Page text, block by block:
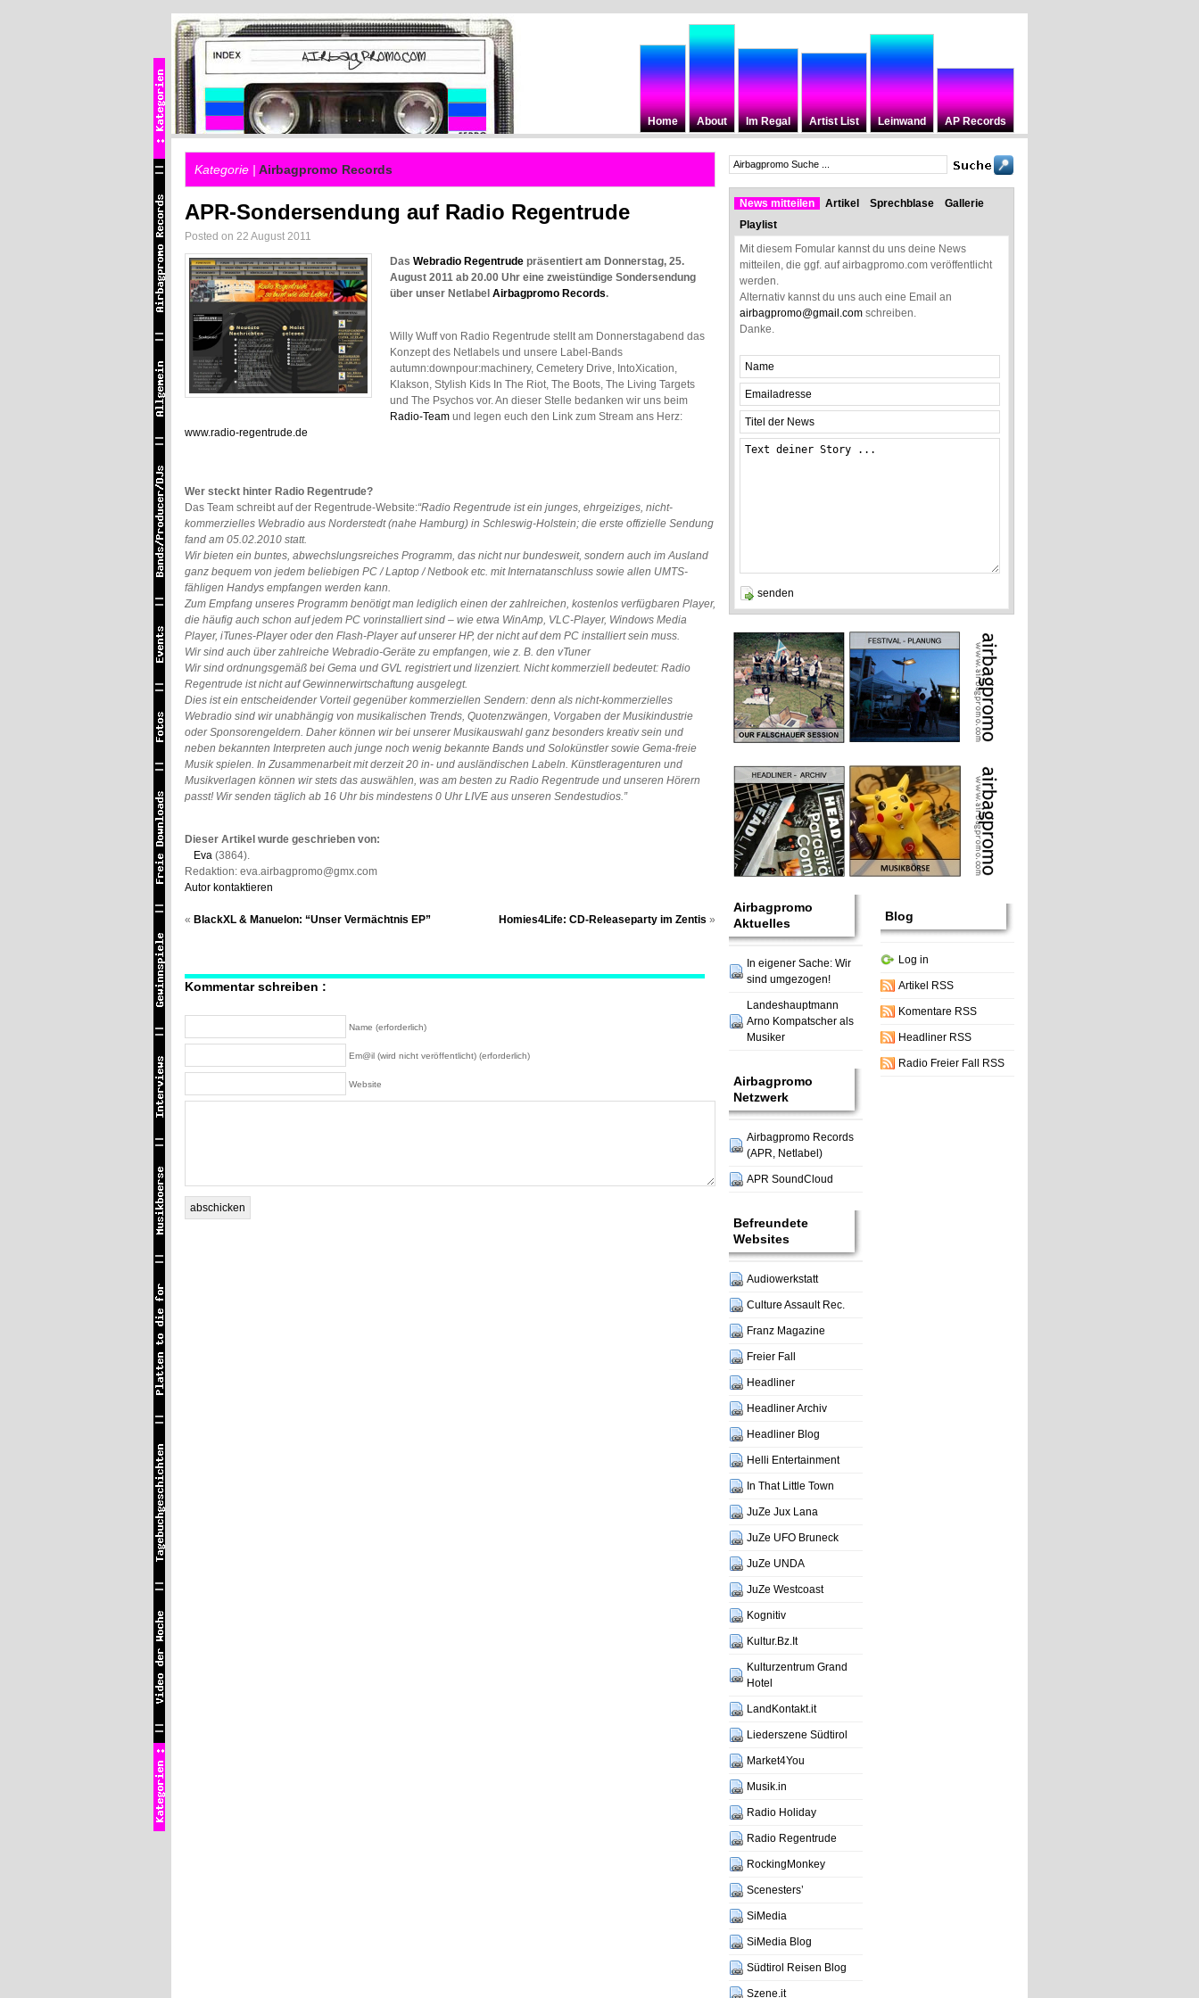
Home About Im Regal Artist List Leinwand AP Records
Kategorie | Airbagpromo Records
APR-Sondersendung auf Radio Regentrude
Posted on 22 August 2011
Das Webradio Regentrude präsentiert am Donnerstag, 25.
August 2011 ab 20.00 Uhr eine zweistündige Sondersendung
über unser Netlabel Airbagpromo Records.
Willy Wuff von Radio Regentrude stellt am Donnerstagabend das
Konzept des Netlabels und unsere Label-Bands
autumn:downpour:machinery, Cemetery Drive, IntoXication,
Klakson, Stylish Kids In The Riot, The Boots, The Living Targets
und The Psychos vor. An dieser Stelle bedanken wir uns beim
Radio-Team und legen euch den Link zum Stream ans Herz:
www.radio-regentrude.de
Wer steckt hinter Radio Regentrude?
Das Team schreibt auf der Regentrude-Website:“Radio Regentrude ist ein junges, ehrgeiziges, nicht-
kommerzielles Webradio aus Norderstedt (nahe Hamburg) in Schleswig-Holstein; die erste offizielle Sendung
fand am 05.02.2010 statt.
Wir bieten ein buntes, abwechslungsreiches Programm, das nicht nur bundesweit, sondern auch im Ausland
ganz bequem von jedem beliebigen PC / Laptop / Netbook etc. mit Internatanschluss sowie allen UMTS-
fähligen Handys empfangen werden kann.
Zum Empfang unseres Programm benötigt man lediglich einen der zahlreichen, kostenlos verfügbaren Player,
die häufig auch schon auf jedem PC vorinstalliert sind – wie etwa WinAmp, VLC-Player, Windows Media
Player, iTunes-Player oder den Flash-Player auf unserer HP, der nicht auf dem PC installiert sein muss.
Wir sind auch über zahlreiche Webradio-Geräte zu empfangen, wie z. B. den vTuner
Wir sind ordnungsgemäß bei Gema und GVL registriert und lizenziert. Nicht kommerziell bedeutet: Radio
Regentrude ist nicht auf Gewinnerwirtschaftung ausgelegt.
Dies ist ein entscheidender Vorteil gegenüber kommerziellen Sendern: denn als nicht-kommerzielles
Webradio sind wir unabhängig von musikalischen Trends, Quotenzwängen, Vorgaben der Musikindustrie
oder Sponsorengeldern. Daher können wir bei unserer Musikauswahl ganz besonders kreativ sein und
neben bekannten Interpreten auch junge noch wenig bekannte Bands und Solokünstler sowie Gema-freie
Musik spielen. In Zusammenarbeit mit derzeit 20 in- und ausländischen Labeln. Künstleragenturen und
Musikverlagen können wir stets das auswählen, was am besten zu Radio Regentrude und unseren Hörern
passt! Wir senden täglich ab 16 Uhr bis mindestens 0 Uhr LIVE aus unseren Sendestudios.”
Dieser Artikel wurde geschrieben von:
Eva (3864).
Redaktion: eva.airbagpromo@gmx.com
Autor kontaktieren
« BlackXL & Manuelon: “Unser Vermächtnis EP” Homies4Life: CD-Releaseparty im Zentis »
Kommentar schreiben :
Name (erforderlich)
Em@il (wird nicht veröffentlicht) (erforderlich)
Website
News mitteilen Artikel Sprechblase
Gallerie
Playlist
Mit diesem Fomular kannst du uns deine News
mitteilen, die ggf. auf airbagpromo.com veröffentlicht
werden.
Alternativ kannst du uns auch eine Email an
airbagpromo@gmail.com schreiben.
Danke.
Airbagpromo
Aktuelles
In eigener Sache: Wir
sind umgezogen!
Landeshauptmann
Arno Kompatscher als
Musiker
Airbagpromo
Netzwerk
Airbagpromo Records
(APR, Netlabel)
APR SoundCloud
Befreundete
Websites
Audiowerkstatt
Culture Assault Rec.
Franz Magazine
Freier Fall
Headliner
Headliner Archiv
Headliner Blog
Helli Entertainment
In That Little Town
JuZe Jux Lana
JuZe UFO Bruneck
JuZe UNDA
JuZe Westcoast
Kognitiv
Kultur.Bz.It
Kulturzentrum Grand
Hotel
LandKontakt.it
Liederszene Südtirol
Market4You
Musik.in
Radio Holiday
Radio Regentrude
RockingMonkey
Scenesters’
SiMedia
SiMedia Blog
Südtirol Reisen Blog
Szene.it
Blog
Log in
Artikel RSS
Komentare RSS
Headliner RSS
Radio Freier Fall RSS